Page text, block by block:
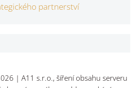
partnerství
| A11 s.r.o., šíření obsahu serveru